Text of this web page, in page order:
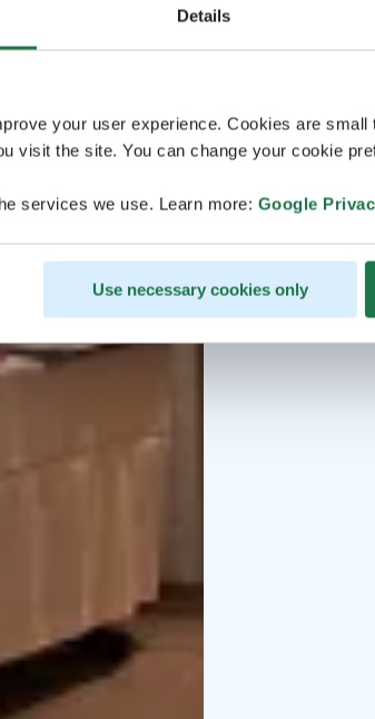
Details
your user experience. Cookies are
visit the site. You can change your cookie
services we use. Learn more: Google
Use necessary cookies only